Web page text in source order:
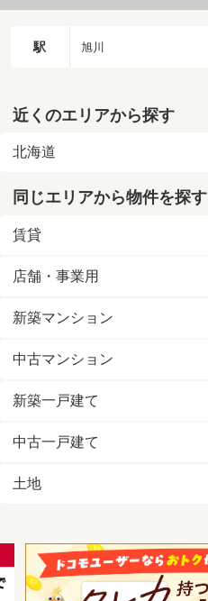
駅 旭川
近くのエリアから探す
北海道
同じエリアから物件を探す
賃貸
店舗・事業用
新築マンション
中古マンション
新築一戸建て
中古一戸建て
土地